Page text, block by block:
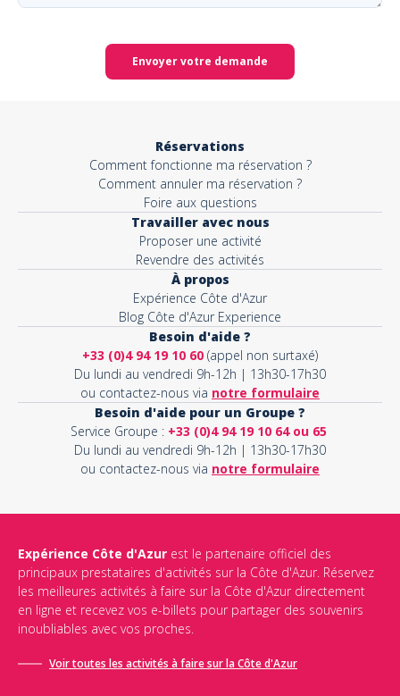
Envoyer votre demande
Réservations
Comment fonctionne ma réservation ?
Comment annuler ma réservation ?
Foire aux questions
Travailler avec nous
Proposer une activité
Revendre des activités
À propos
Expérience Côte d'Azur
Blog Côte d'Azur Experience
Besoin d'aide ?
+33 (0)4 94 19 10 60 (appel non surtaxé)
Du lundi au vendredi 9h-12h | 13h30-17h30
ou contactez-nous via notre formulaire
Besoin d'aide pour un Groupe ?
Service Groupe : +33 (0)4 94 19 10 64 ou 65
Du lundi au vendredi 9h-12h | 13h30-17h30
ou contactez-nous via notre formulaire
Expérience Côte d'Azur est le partenaire officiel des
principaux prestataires d'activités sur la Côte d'Azur. Réservez
les meilleures activités à faire sur la Côte d'Azur directement
en ligne et recevez vos e-billets pour partager des souvenirs
inoubliables avec vos proches.
Voir toutes les activités à faire sur la Côte d'Azur